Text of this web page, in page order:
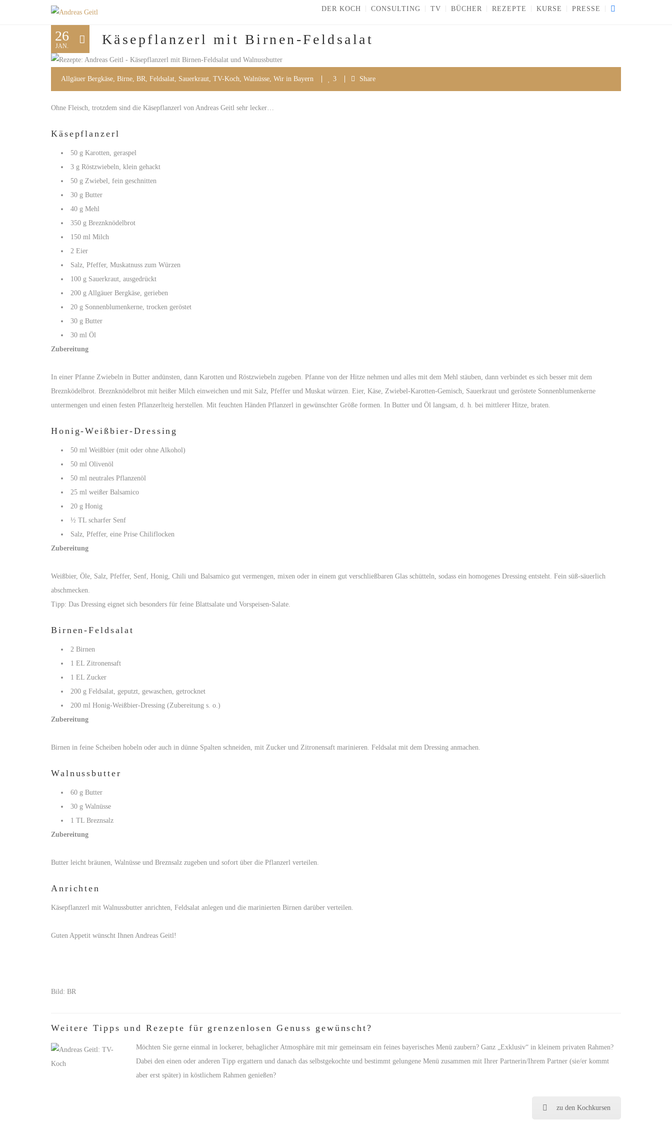
DER KOCH CONSULTING TV BÜCHER REZEPTE KURSE PRESSE
26
JAN. Käsepflanzerl mit Birnen-Feldsalat
Allgäuer Bergkäse Birne BR Feldsalat Sauerkraut TV-Koch Walnüsse Wir in Bayern 3 Share
Ohne Fleisch, trotzdem sind die Käsepflanzerl von Andreas Geitl sehr lecker…
Käsepflanzerl
50 g Karotten, geraspel
3 g Röstzwiebeln, klein gehackt
50 g Zwiebel, fein geschnitten
30 g Butter
40 g Mehl
350 g Breznknödelbrot
150 ml Milch
2 Eier
Salz, Pfeffer, Muskatnuss zum Würzen
100 g Sauerkraut, ausgedrückt
200 g Allgäuer Bergkäse, gerieben
20 g Sonnenblumenkerne, trocken geröstet
30 g Butter
30 ml Öl
Zubereitung
In einer Pfanne Zwiebeln in Butter andünsten, dann Karotten und Röstzwiebeln zugeben. Pfanne von der Hitze nehmen und alles mit dem Mehl stäuben, dann verbindet es sich besser mit dem
Breznködelbrot. Breznknödelbrot mit heißer Milch einweichen und mit Salz, Pfeffer und Muskat würzen. Eier, Käse, Zwiebel-Karotten-Gemisch, Sauerkraut und geröstete Sonnenblumenkerne
untermengen und einen festen Pflanzerlteig herstellen. Mit feuchten Händen Pflanzerl in gewünschter Größe formen. In Butter und Öl langsam, d. h. bei mittlerer Hitze, braten.
Honig-Weißbier-Dressing
50 ml Weißbier (mit oder ohne Alkohol)
50 ml Olivenöl
50 ml neutrales Pflanzenöl
25 ml weißer Balsamico
20 g Honig
½ TL scharfer Senf
Salz, Pfeffer, eine Prise Chiliflocken
Zubereitung
Weißbier, Öle, Salz, Pfeffer, Senf, Honig, Chili und Balsamico gut vermengen, mixen oder in einem gut verschließbaren Glas schütteln, sodass ein homogenes Dressing entsteht. Fein süß-säuerlich
abschmecken.
Tipp: Das Dressing eignet sich besonders für feine Blattsalate und Vorspeisen-Salate.
Birnen-Feldsalat
2 Birnen
1 EL Zitronensaft
1 EL Zucker
200 g Feldsalat, geputzt, gewaschen, getrocknet
200 ml Honig-Weißbier-Dressing (Zubereitung s. o.)
Zubereitung
Birnen in feine Scheiben hobeln oder auch in dünne Spalten schneiden, mit Zucker und Zitronensaft marinieren. Feldsalat mit dem Dressing anmachen.
Walnussbutter
60 g Butter
30 g Walnüsse
1 TL Breznsalz
Zubereitung
Butter leicht bräunen, Walnüsse und Breznsalz zugeben und sofort über die Pflanzerl verteilen.
Anrichten
Käsepflanzerl mit Walnussbutter anrichten, Feldsalat anlegen und die marinierten Birnen darüber verteilen.
Guten Appetit wünscht Ihnen Andreas Geitl!
Bild: BR
Weitere Tipps und Rezepte für grenzenlosen Genuss gewünscht?
Möchten Sie gerne einmal in lockerer, behaglicher Atmosphäre mit mir gemeinsam ein feines bayerisches Menü zaubern? Ganz „Exklusiv“ in kleinem privaten Rahmen?
Dabei den einen oder anderen Tipp ergattern und danach das selbstgekochte und bestimmt gelungene Menü zusammen mit Ihrer Partnerin/Ihrem Partner (sie/er kommt
aber erst später) in köstlichem Rahmen genießen?
zu den Kochkursen